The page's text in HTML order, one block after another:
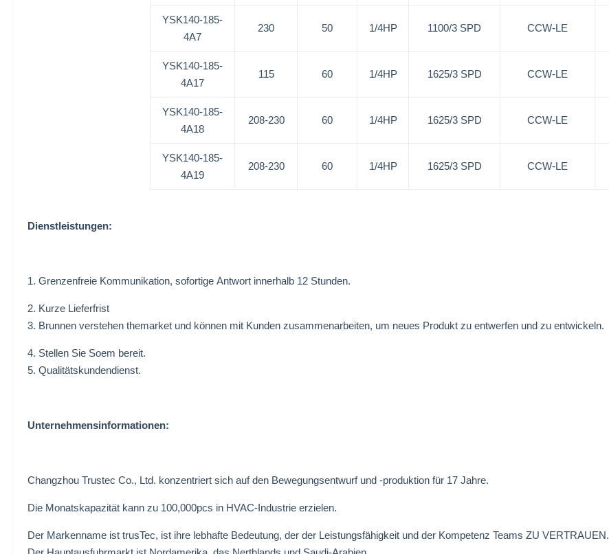
YSK140-185-
4A7
230 50 1/4HP 1100/3 SPD CCW-LE
YSK140-185-
4A17
115 60 1/4HP 1625/3 SPD CCW-LE
YSK140-185-
4A18
208-230 60 1/4HP 1625/3 SPD CCW-LE
YSK140-185-
4A19
208-230 60 1/4HP 1625/3 SPD CCW-LE
Dienstleistungen:
1. Grenzenfreie Kommunikation, sofortige Antwort innerhalb 12 Stunden.
2. Kurze Lieferfrist
3. Brunnen verstehen themarket und können mit Kunden zusammenarbeiten, um neues Produkt zu entwerfen und zu entwickeln.
4. Stellen Sie Soem bereit.
5. Qualitätskundendienst.
Unternehmensinformationen:
Changzhou Trustec Co., Ltd. konzentriert sich auf den Bewegungsentwurf und -produktion für 17 Jahre.
Die Monatskapazität kann zu 100,000pcs in HVAC-Industrie erzielen.
Der Markenname ist trusTec, ist ihre lebhafte Bedeutung, der der Leistungsfähigkeit und der Kompetenz Teams ZU VERTRAUEN.